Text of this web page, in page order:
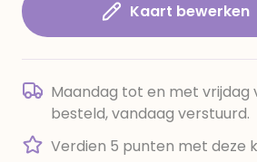
Kaart bewerken
Maandag tot en met vrijdag
besteld, vandaag verstuurd.
Verdien 5 punten met deze